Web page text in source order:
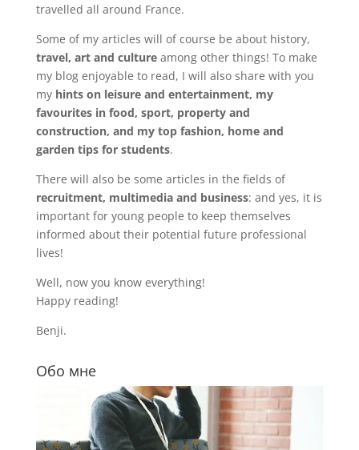
travelled all around France.
Some of my articles will of course be about history,
travel, art and cultureamong other things! To make
my blog enjoyable to read, I will also share with you
my hints on leisure and entertainment, my
favourites in food, sport, property and
construction, and my top fashion, home and
garden tips for students.
There will also be some articles in the fields of
recruitment, multimedia and business: and yes, it is
important for young people to keep themselves
informed about their potential future professional
lives!
Well, now you know everything!
Happy reading!
Benji.
Обо мне